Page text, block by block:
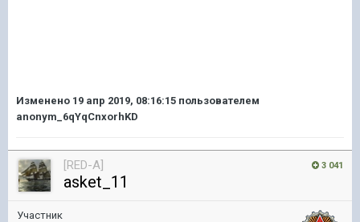
Изменено 19 апр 2019, 08:16:15 пользователем
anonym_6qYqCnxorhKD
3 041
[RED-A]
asket_11
Участник